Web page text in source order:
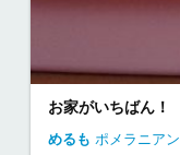
お家がいちばん！
めるも ポメラニアン